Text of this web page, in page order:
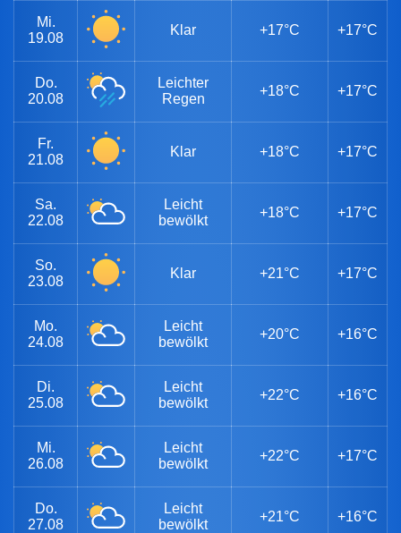
Mi.
19.08
Klar +17°C +17°C
Do.
20.08
Leichter
Regen
+18°C +17°C
Fr.
21.08
Klar +18°C +17°C
Sa.
22.08
Leicht
bewölkt
+18°C +17°C
So.
23.08
Klar +21°C +17°C
Mo.
24.08
Leicht
bewölkt
+20°C +16°C
Di.
25.08
Leicht
bewölkt
+22°C +16°C
Mi.
26.08
Leicht
bewölkt
+22°C +17°C
Do.
27.08
Leicht
bewölkt
+21°C +16°C